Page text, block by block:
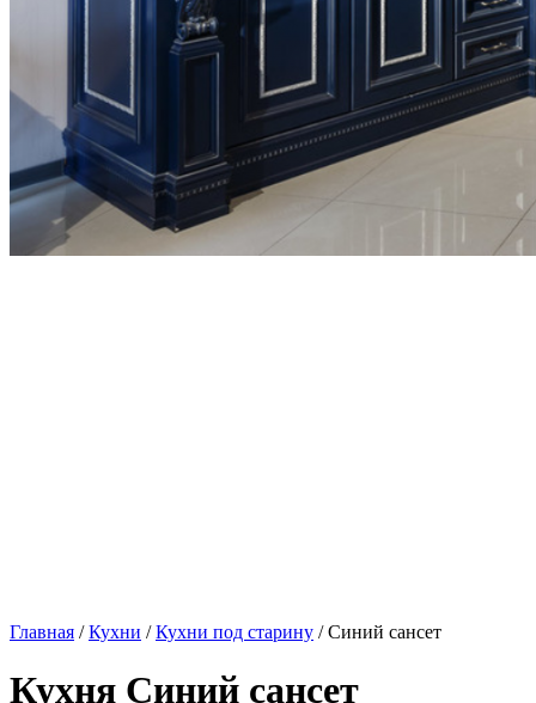
Главная /Кухни /Кухни под старину / Синий сансет
Кухня Синий сансет